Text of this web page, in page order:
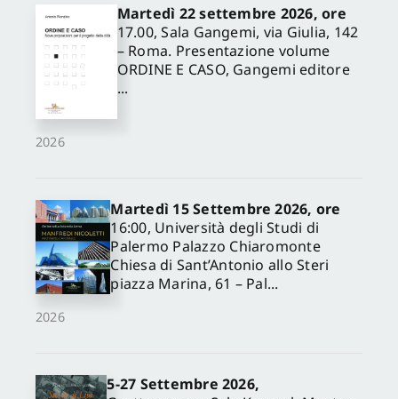
2026
Martedì 22 settembre 2026, ore
17.00, Sala Gangemi, via Giulia, 142
– Roma. Presentazione volume
ORDINE E CASO, Gangemi editore
...
2026
Martedì 15 Settembre 2026, ore
16:00, Università degli Studi di
Palermo Palazzo Chiaromonte
Chiesa di Sant’Antonio allo Steri
piazza Marina, 61 – Pal...
5-27 Settembre 2026,